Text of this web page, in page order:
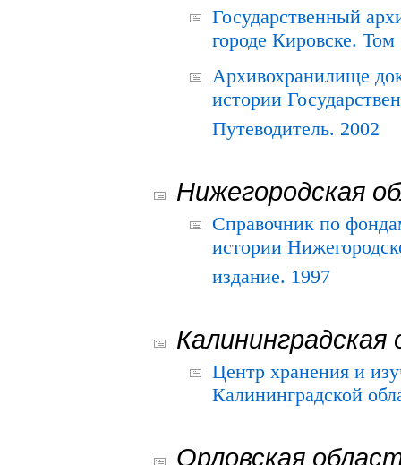
Государственный
городе Кировске.
Архивохранилище
истории
Путеводитель. 2002
Нижегородская
Справочник по
истории
издание. 1997
Калининградская
Центр хранения и
Калининградской
Орловская